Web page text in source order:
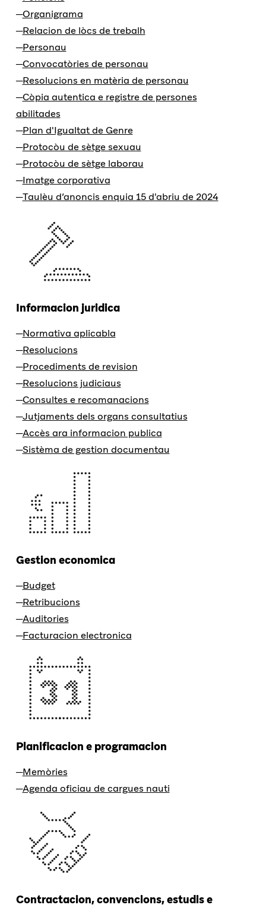
Organigrama
Relacion de lòcs de trebalh
Personau
Convocatòries de personau
Resolucions en matèria de personau
Còpia autentica e registre de persones
abilitades
Plan d'Igualtat de Genre
Protocòu de sètge sexuau
Protocòu de sètge laborau
Imatge corporativa
Taulèu d’anoncis enquia 15 d'abriu de 2024
Informacion juridica
Normativa aplicabla
Resolucions
Procediments de revision
Resolucions judiciaus
Consultes e recomanacions
Jutjaments dels organs consultatius
Accès ara informacion publica
Sistèma de gestion documentau
Gestion economica
Budget
Retribucions
Auditories
Facturacion electronica
Planificacion e programacion
Memòries
Agenda oficiau de cargues nauti
Contractacion, convencions, estudis e